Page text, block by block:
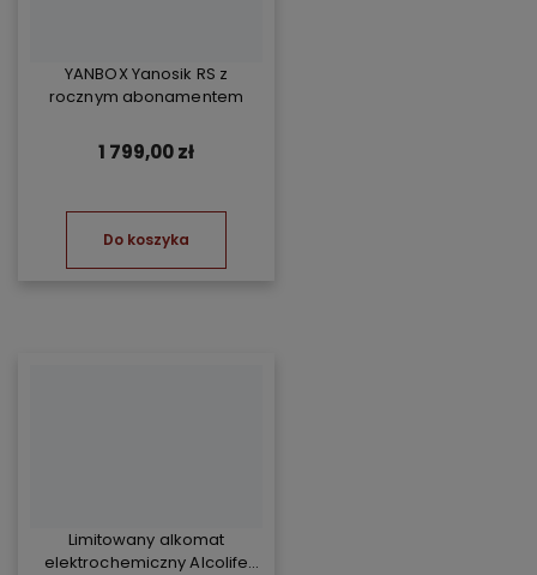
YANBOX Yanosik RS z
rocznym abonamentem
1 799,00 zł
Do koszyka
Limitowany alkomat
elektrochemiczny Alcolife